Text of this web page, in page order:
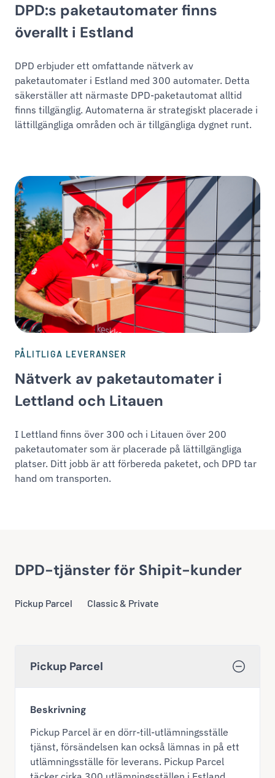
DPD:s paketautomater finns
överallt i Estland
DPD erbjuder ett omfattande nätverk av
paketautomater i Estland med 300 automater. Detta
säkerställer att närmaste DPD-paketautomat alltid
finns tillgänglig. Automaterna är strategiskt placerade i
lättillgängliga områden och är tillgängliga dygnet runt.
PÅLITLIGA LEVERANSER
Nätverk av paketautomater i
Lettland och Litauen
I Lettland finns över 300 och i Litauen över 200
paketautomater som är placerade på lättillgängliga
platser. Ditt jobb är att förbereda paketet, och DPD tar
hand om transporten.
DPD-tjänster för Shipit-kunder
Pickup Parcel Classic & Private
Pickup Parcel
Beskrivning
Pickup Parcel är en dörr-till-utlämningsställe
tjänst, försändelsen kan också lämnas in på ett
utlämningsställe för leverans. Pickup Parcel